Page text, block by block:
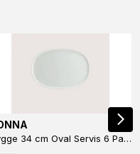
Hygge 34 cm Oval Servis 6 Parça